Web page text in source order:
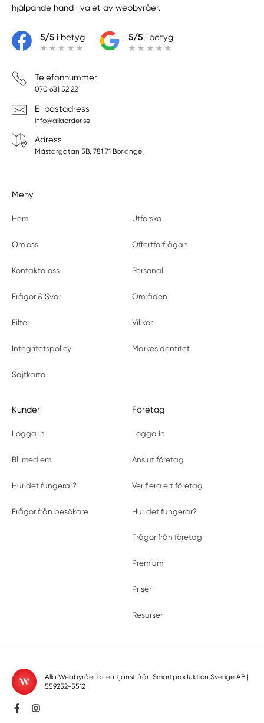
hjälpande hand i valet av webbyråer.
5/5i betyg 5/5i betyg
Telefonnummer
070 681 52 22
E-postadress
info@allaorder.se
Adress
Mästargatan 5B, 781 71 Borlänge
Meny
Hem Utforska
Om oss Offertförfrågan
Kontakta oss Personal
Frågor & Svar Områden
Filter Villkor
Integritetspolicy Märkesidentitet
Sajtkarta
Kunder
Logga in
Bli medlem
Hur det fungerar?
Frågor från besökare
Företag
Logga in
Anslut företag
Verifiera ert företag
Hur det fungerar?
Frågor från företag
Premium
Priser
Resurser
Alla Webbyråer är en tjänst från Smartproduktion Sverige AB|
559252-5512